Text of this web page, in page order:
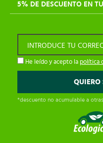
5% DE DESCUENTO EN
INTRODUCE TU
He leído y acepto la política
*descuento no acumulable a